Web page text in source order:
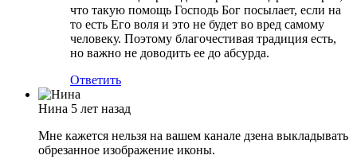
что такую помощь Господь Бог посылает, если на
то есть Его воля и это не будет во вред самому
человеку. Поэтому благочестивая традиция есть,
но важно не доводить ее до абсурда.
Ответить
Нина 5 лет назад
Мне кажется нельзя на вашем канале дзена выкладывать
обрезанное изображение иконы.